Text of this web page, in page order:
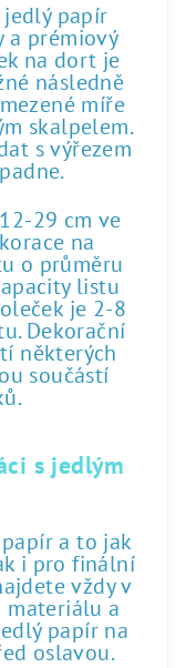
papír
a prémiový
na dort je
následně
míře
skalpelem.
s výřezem
29 cm ve
na
o průměru
listu
je 2-8
Dekorační
některých
součástí
s jedlým
a to jak
i pro finální
vždy v
materiálu a
papír na
oslavou.